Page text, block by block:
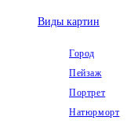
Виды картин
Город
Пейзаж
Портрет
Натюрморт